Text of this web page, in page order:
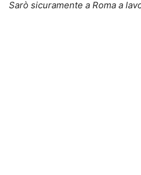
Sarò sicuramente a Roma a